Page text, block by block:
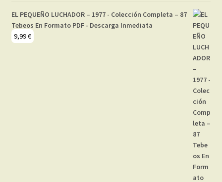
EL PEQUEÑO LUCHADOR – 1977 - Colección Completa – 87
Tebeos En Formato PDF - Descarga Inmediata
9,99€